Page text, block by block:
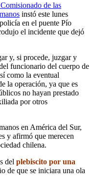
de las
instó este lunes
en el puente Pío
el incidente que dejó
y, si procede, juzgar y
funcionario del cuerpo de
como la eventual
la operación, ya que es
no hayan prestado
por otros
en América del Sur,
y afirmó que merecen
chilena.
del plebiscito por una
de que se iniciara una ola